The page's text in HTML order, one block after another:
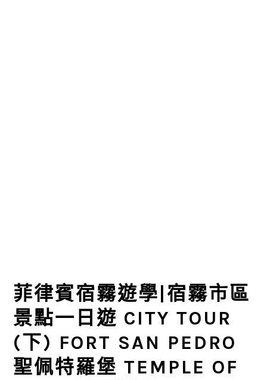
菲律賓宿霧遊學|宿霧市區
景點一日遊 CITY TOUR
(下) FORT SAN PEDRO
聖佩特羅堡 TEMPLE OF